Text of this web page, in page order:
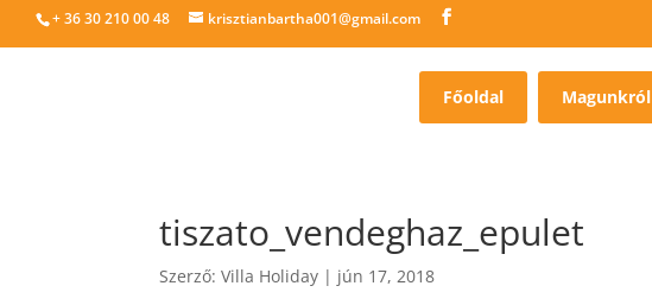
+ 36 30 210 00 48 krisztianbartha001@gmail.com
Főoldal Magunkról
tiszato_vendeghaz_epulet
Szerző:Villa Holiday | jún 17, 2018